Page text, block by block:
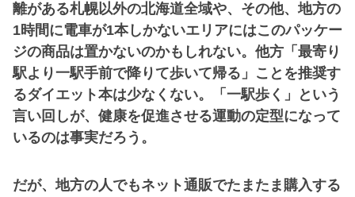
離がある札幌以外の北海道全域や、その他、地方の
1時間に電車が1本しかないエリアにはこのパッケー
ジの商品は置かないのかもしれない。他方「最寄り
駅より一駅手前で降りて歩いて帰る」ことを推奨す
るダイエット本は少なくない。「一駅歩く」という
言い回しが、健康を促進させる運動の定型になって
いるのは事実だろう。
だが、地方の人でもネット通販でたまたま購入する